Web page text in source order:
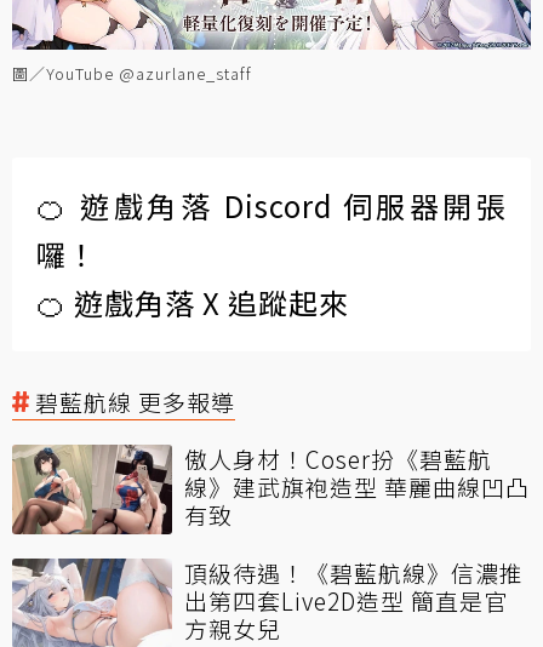
圖／YouTube @azurlane_staff
🍊 遊戲角落 Discord 伺服器開張
囉！
🍊 遊戲角落 X 追蹤起來
碧藍航線 更多報導
傲人身材！Coser扮《碧藍航
線》建武旗袍造型 華麗曲線凹凸
有致
頂級待遇！《碧藍航線》信濃推
出第四套Live2D造型 簡直是官
方親女兒